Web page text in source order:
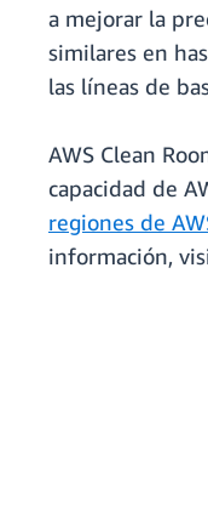
a mejorar la
similares en
las líneas de
AWS Clean
capacidad de
regiones de
información,